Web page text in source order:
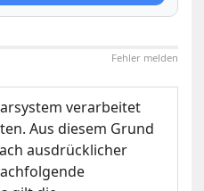
Fehler melden
verarbeitet
Aus diesem Grund
ausdrücklicher